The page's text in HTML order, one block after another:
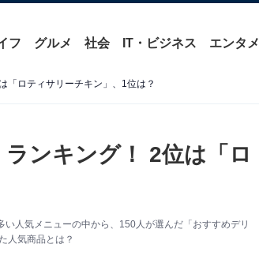
フ グルメ 社会 IT・ビジネス エンタメ
「ロティサリーチキン」、1位は？
ンキング！ 2位は「ロ
人気メニューの中から、150人が選んだ「おすすめデリ
人気商品とは？